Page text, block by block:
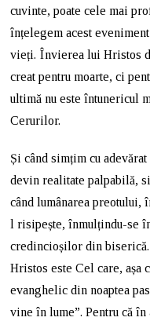
cuvinte, poate cele mai
înțelegem acest
vieți. Învierea lui Hristos
creat pentru moarte, ci
ultimă nu este întunericul
Cerurilor.
Și când simțim cu
devin realitate palpabilă,
când lumânarea
l risipește, înmulțindu-se
credincioșilor din
Hristos este Cel care, așa
evanghelic din noaptea
vine în lume”. Pentru că